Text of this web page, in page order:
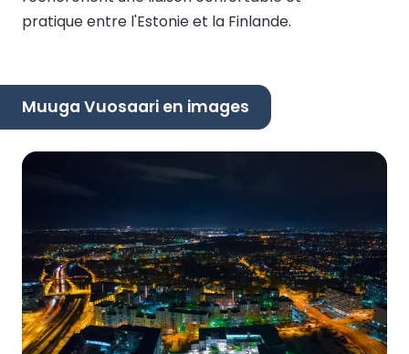
pratique entre l'Estonie et la Finlande.
Muuga Vuosaari en images